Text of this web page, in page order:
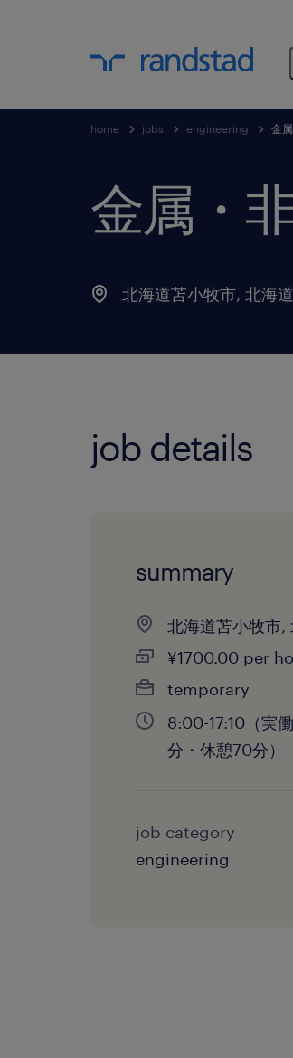
home jobs engineering 金
金属・
北海道苫小牧市, 北海道
job details
summary
北海道苫小牧市,
¥1700.00 per
temporary
8:00-17:10（実
分・休憩70分）
job category
engineering